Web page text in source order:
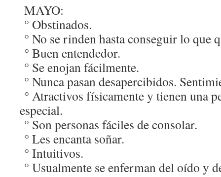
MAYO:
° Obstinados.
° No se rinden hasta conseguir lo que
° Buen entendedor.
° Se enojan fácilmente.
° Nunca pasan desapercibidos.
° Atractivos físicamente y tienen una
especial.
° Son personas fáciles de consolar.
° Les encanta soñar.
° Intuitivos.
° Usualmente se enferman del oído y